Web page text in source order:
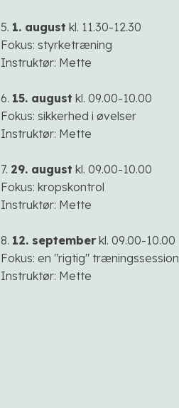
5. 1. august kl. 11.30-12.30
Fokus: styrketræning
Instruktør: Mette
6. 15. august kl. 09.00-10.00
Fokus: sikkerhed i øvelser
Instruktør: Mette​
7. 29. august kl. 09.00-10.00
Fokus: kropskontrol
Instruktør: Mette
8. 12. september kl. 09.00-10.00
Fokus: en "rigtig" træningssession
Instruktør: Mette